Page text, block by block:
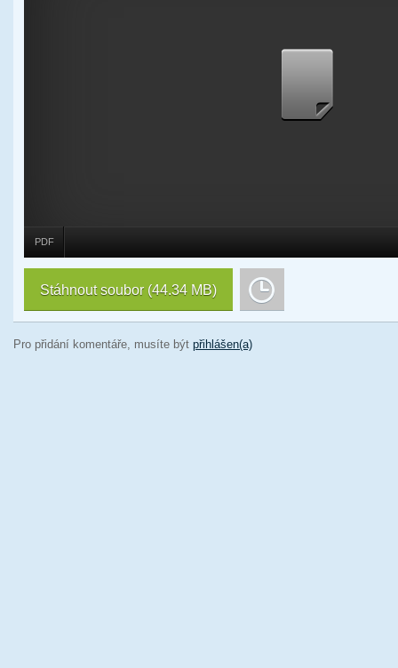
PDF
Stáhnout soubor (44.34 MB)
Pro přidání komentáře, musíte být přihlášen(a)